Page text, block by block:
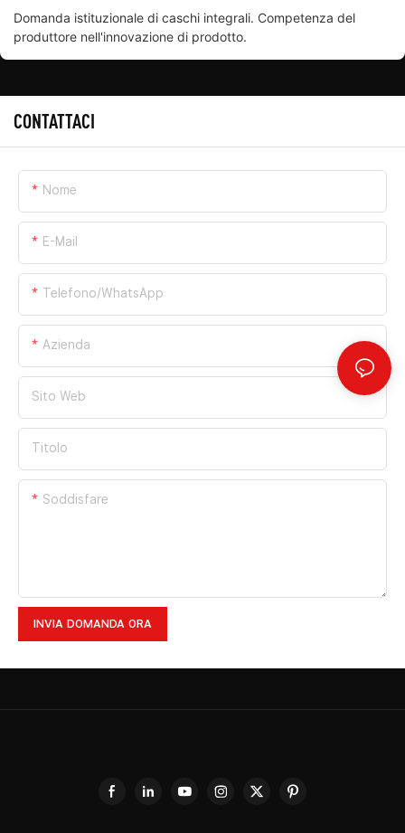
Domanda istituzionale di caschi integrali. Competenza del
produttore nell'innovazione di prodotto.
CONTATTACI
Nome
E-Mail
Telefono/WhatsApp
Azienda
Sito Web
Titolo
Soddisfare
INVIA DOMANDA ORA